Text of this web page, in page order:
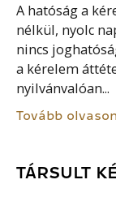
A hatóság a
nélkül, nyolc
nincs
a kérelem
nyilvánvalóan...
Tovább
TÁRSULT